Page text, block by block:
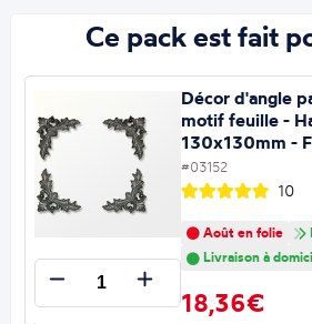
Ce pack est fait
Décor d'angle
motif feuille -
130x130mm -
#03152
10
Août en folie
Livraison à
18,36€